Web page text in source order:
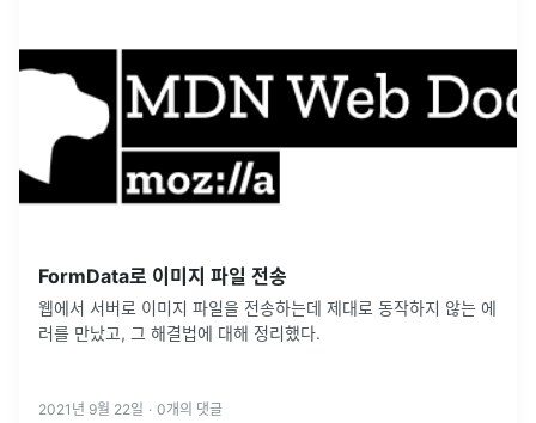
FormData로 이미지 파일 전송
웹에서 서버로 이미지 파일을 전송하는데 제대로 동작하지 않는 에
러를 만났고, 그 해결법에 대해 정리했다.
2021년 9월 22일 · 0개의 댓글